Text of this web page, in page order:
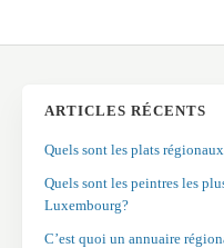
ARTICLES RÉCENTS
Quels sont les plats
Quels sont les peintres les
Luxembourg?
C’est quoi un annuaire